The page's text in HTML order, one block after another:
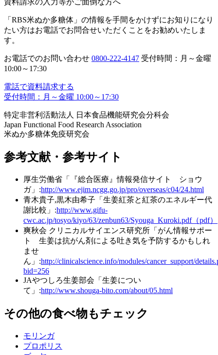
資料請求の入力等がご面倒な方へ
「RBS米ぬか多糖体」の情報を手間をかけずにお知りになり
たい方はお電話でお問合せいただく ことをお勧めいたしま
す。
お電話でのお問い合わせ 0800-222-4147 受付時間：月～金曜
10:00～17:30
電話で資料請求する
受付時間：月～金曜 10:00～17:30
特定非営利活動法人 日本食品機能研究会分科会
Japan Functional Food Research Association
米ぬか多糖体免疫研究会
参考文献・参考サイト
厚生労働省「『総合医療』情報発信サイト ショウ
ガ」:http://www.ejim.ncgg.go.jp/pro/overseas/c04/24.html
青木貴子,黒木由希子「生姜紅茶と紅茶のエネルギー代
謝比較」:http://www.gifu-
cwc.ac.jp/tosyo/kiyo/63/zenbun63/Syouga_Kuroki.pdf（pdf）
爽秋会 クリニカルサイエンス研究所「がん情報サポー
ト 生姜は抗がん剤による吐き気を予防するかもしれ
ませ
ん」:http://clinicalscience.info/modules/cancer_support/
bid=256
JAやつしろ生姜部会「生姜につい
て」:http://www.shouga-bito.com/about/05.html
その他の食べ物もチェック
モリンガ
プロポリス